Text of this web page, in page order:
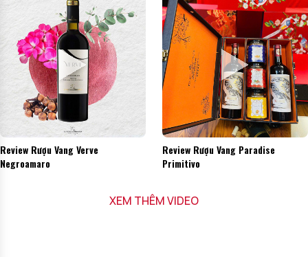
Review Rượu Vang Verve
Negroamaro
Review Rượu Vang Paradise
Primitivo
XEM THÊM VIDEO